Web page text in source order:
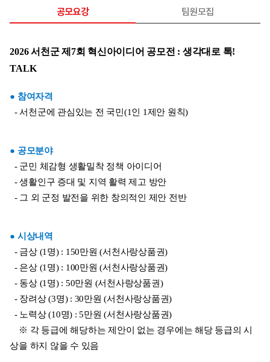
공모요강 팀원모집
2026 서천군 제7회 혁신아이디어 공모전 : 생각대로 톡!
TALK
● 참여자격
- 서천군에 관심있는 전 국민(1인 1제안 원칙)
● 공모분야
- 군민 체감형 생활밀착 정책 아이디어
- 생활인구 증대 및 지역 활력 제고 방안
- 그 외 군정 발전을 위한 창의적인 제안 전반
● 시상내역
- 금상 (1명) : 150만원 (서천사랑상품권)
- 은상 (1명) : 100만원 (서천사랑상품권)
- 동상 (1명) : 50만원 (서천사랑상품권)
- 장려상 (3명) : 30만원 (서천사랑상품권)
- 노력상 (10명) : 5만원 (서천사랑상품권)
※ 각 등급에 해당하는 제안이 없는 경우에는 해당 등급의 시
상을 하지 않을 수 있음